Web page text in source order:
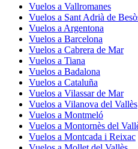
Vuelos a Vallromanes
Vuelos a Sant Adrià de
Vuelos a Argentona
Vuelos a Barcelona
Vuelos a Cabrera de Mar
Vuelos a Tiana
Vuelos a Badalona
Vuelos a Cataluña
Vuelos a Vilassar de Mar
Vuelos a Vilanova del Vallès
Vuelos a Montmeló
Vuelos a Montornès del
Vuelos a Montcada i Reixac